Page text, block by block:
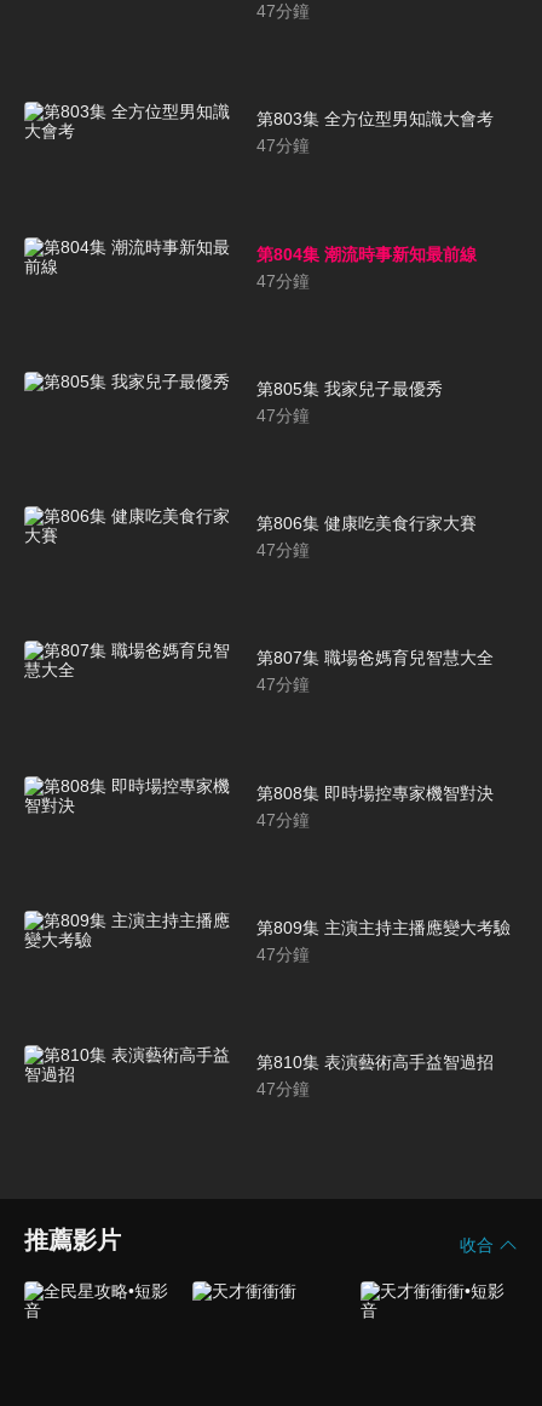
47分鐘
第803集 全方位型男知識大會考
47分鐘
第804集 潮流時事新知最前線
47分鐘
第805集 我家兒子最優秀
47分鐘
第806集 健康吃美食行家大賽
47分鐘
第807集 職場爸媽育兒智慧大全
47分鐘
第808集 即時場控專家機智對決
47分鐘
第809集 主演主持主播應變大考驗
47分鐘
第810集 表演藝術高手益智過招
47分鐘
推薦影片 收合